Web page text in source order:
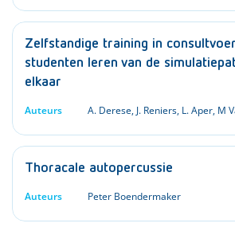
Zelfstandige training in
studenten leren van de
elkaar
Auteurs A. Derese, J. Reniers, L. Aper, M
Thoracale autopercussie
Auteurs Peter Boendermaker